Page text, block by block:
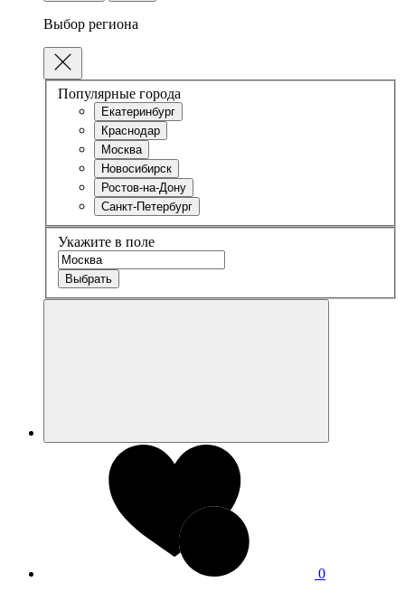
Выбор региона
Популярные города
Екатеринбург
Краснодар
Москва
Новосибирск
Ростов-на-Дону
Санкт-Петербург
Укажите в поле
Выбрать
0